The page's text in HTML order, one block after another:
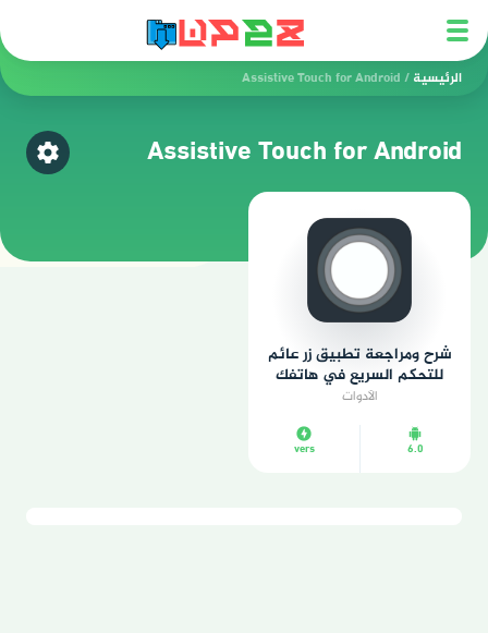
الرئيسية /
Assistive Touch for Android
Assistive Touch for Android اختر
شرح ومراجعة تطبيق زر عائم
للتحكم السريع في هاتفك
الأدوات
6.0
vers